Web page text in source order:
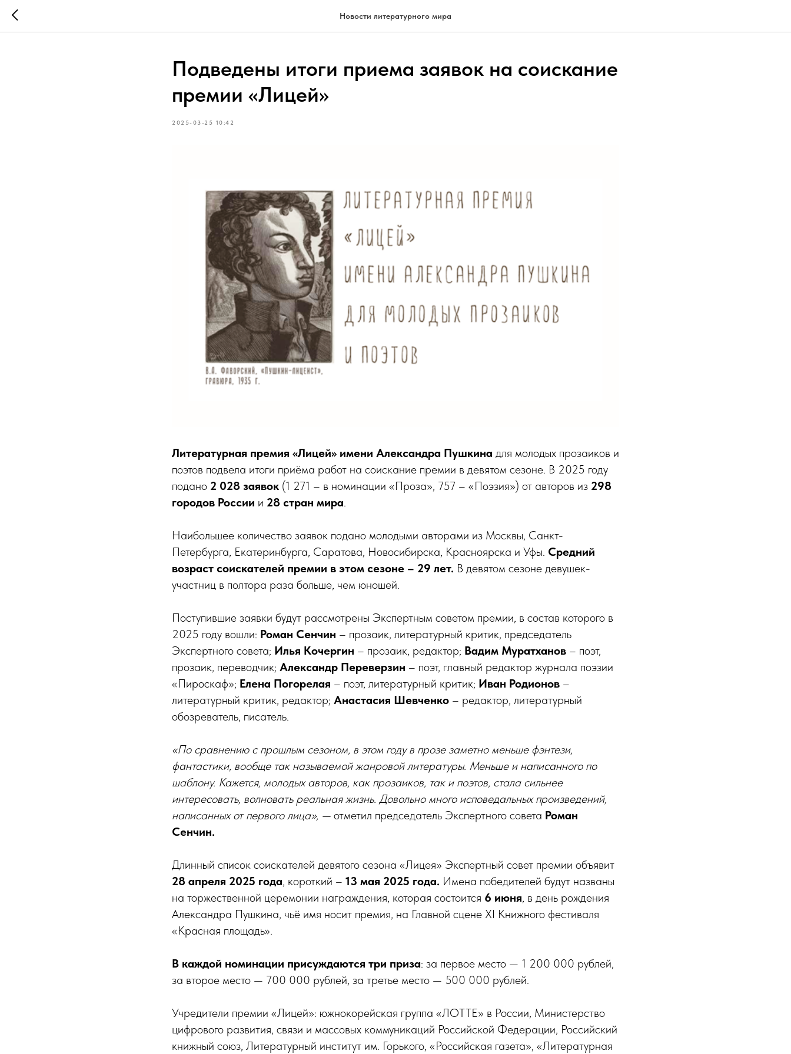
Новости литературного мира
Подведены итоги приема заявок на соискание
премии «Лицей»
2025-03-25 10:42
Литературная премия «Лицей» имени Александра Пушкина для молодых прозаиков и
поэтов подвела итоги приёма работ на соискание премии в девятом сезоне. В 2025 году
подано 2 028 заявок (1 271 – в номинации «Проза», 757 – «Поэзия») от авторов из 298
городов России и 28 стран мира.
Наибольшее количество заявок подано молодыми авторами из Москвы, Санкт-
Петербурга, Екатеринбурга, Саратова, Новосибирска, Красноярска и Уфы. Средний
возраст соискателей премии в этом сезоне – 29 лет. В девятом сезоне девушек-
участниц в полтора раза больше, чем юношей.
Поступившие заявки будут рассмотрены Экспертным советом премии, в состав которого в
2025 году вошли: Роман Сенчин – прозаик, литературный критик, председатель
Экспертного совета; Илья Кочергин – прозаик, редактор; Вадим Муратханов – поэт,
прозаик, переводчик; Александр Переверзин – поэт, главный редактор журнала поэзии
«Пироскаф»; Елена Погорелая – поэт, литературный критик; Иван Родионов –
литературный критик, редактор; Анастасия Шевченко – редактор, литературный
обозреватель, писатель.
«По сравнению с прошлым сезоном, в этом году в прозе заметно меньше фэнтези,
фантастики, вообще так называемой жанровой литературы. Меньше и написанного по
шаблону. Кажется, молодых авторов, как прозаиков, так и поэтов, стала сильнее
интересовать, волновать реальная жизнь. Довольно много исповедальных произведений,
написанных от первого лица», — отметил председатель Экспертного совета Роман
Сенчин.
Длинный список соискателей девятого сезона «Лицея» Экспертный совет премии объявит
28 апреля 2025 года, короткий – 13 мая 2025 года. Имена победителей будут названы
на торжественной церемонии награждения, которая состоится 6 июня, в день рождения
Александра Пушкина, чьё имя носит премия, на Главной сцене XI Книжного фестиваля
«Красная площадь».
В каждой номинации присуждаются три приза: за первое место — 1 200 000 рублей,
за второе место — 700 000 рублей, за третье место — 500 000 рублей.
Учредители премии «Лицей»: южнокорейская группа «ЛОТТЕ» в России, Министерство
цифрового развития, связи и массовых коммуникаций Российской Федерации, Российский
книжный союз, Литературный институт им. Горького, «Российская газета», «Литературная